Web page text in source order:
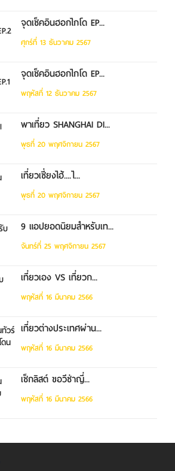
จุดเช็คอินฮอกไกโด EP...
ศุกร์ที่ 13 ธันวาคม 2567
จุดเช็คอินฮอกไกโด EP...
พฤหัสที่ 12 ธันวาคม 2567
พาเที่ยว SHANGHAI DI...
พุธที่ 20 พฤศจิกายน 2567
เที่ยวเซี่ยงไฮ้....ไ...
พุธที่ 20 พฤศจิกายน 2567
9 แอปยอดนิยมสำหรับเท...
จันทร์ที่ 25 พฤศจิกายน 2567
เที่ยวเอง VS เที่ยวก...
พฤหัสที่ 16 มีนาคม 2566
เที่ยวต่างประเทศผ่าน...
พฤหัสที่ 16 มีนาคม 2566
เช็กลิสต์ ขอวีซ่าญี่...
พฤหัสที่ 16 มีนาคม 2566